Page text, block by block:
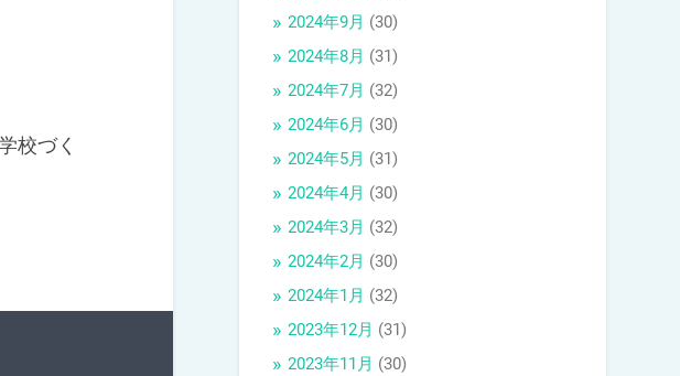
校づく
2024年9月 (30)
2024年8月 (31)
2024年7月 (32)
2024年6月 (30)
2024年5月 (31)
2024年4月 (30)
2024年3月 (32)
2024年2月 (30)
2024年1月 (32)
2023年12月 (31)
2023年11月 (30)